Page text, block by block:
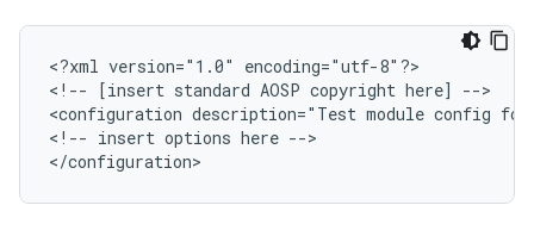
<?xml version="1.0"
encoding="utf-8"?>
<!--
[insert standard AOSP copyright here]
-->
<configuration description="Test module config for
<!-- insert options here -->